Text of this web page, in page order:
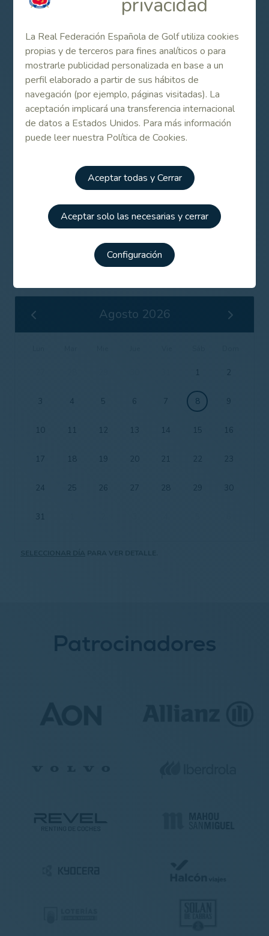
La Real Federación Española de Golf utiliza cookies
propias y de terceros para fines analíticos o para
mostrarle publicidad personalizada en base a un
perfil elaborado a partir de sus hábitos de
navegación (por ejemplo, páginas visitadas). La
aceptación implicará una transferencia internacional
de datos a Estados Unidos. Para más información
puede leer nuestra Política de Cookies.
Aceptar todas y Cerrar
Aceptar solo las necesarias y cerrar
Configuración
TOTAL
72
5993
Vc
79,7
Vs
139
Localización
PASEO Barranco del Moro S/N
Tiempo
Competiciones
Agosto 2026
1 2
3 4 5 6 7 8 9
10 11 12 13 14 15 16
17 18 19 20 21 22 23
24 25 26 27 28 29 30
31
SELECCIONAR DÍA PARA VER DETALLE.
Patrocinadores